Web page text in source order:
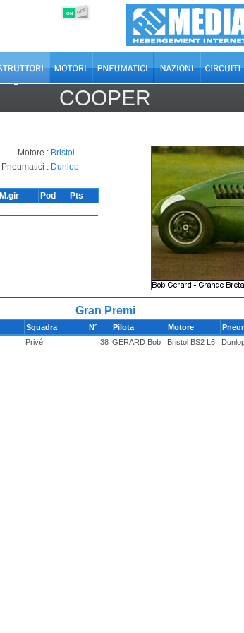
ON OFF
COOPER
Motore : Bristol
Pneumatici : Dunlop
M.gir Pod
Pts
Gran Premi
Squadra N° Pilota Motore
Privé 38 GERARD Bob Bristol BS2 L6